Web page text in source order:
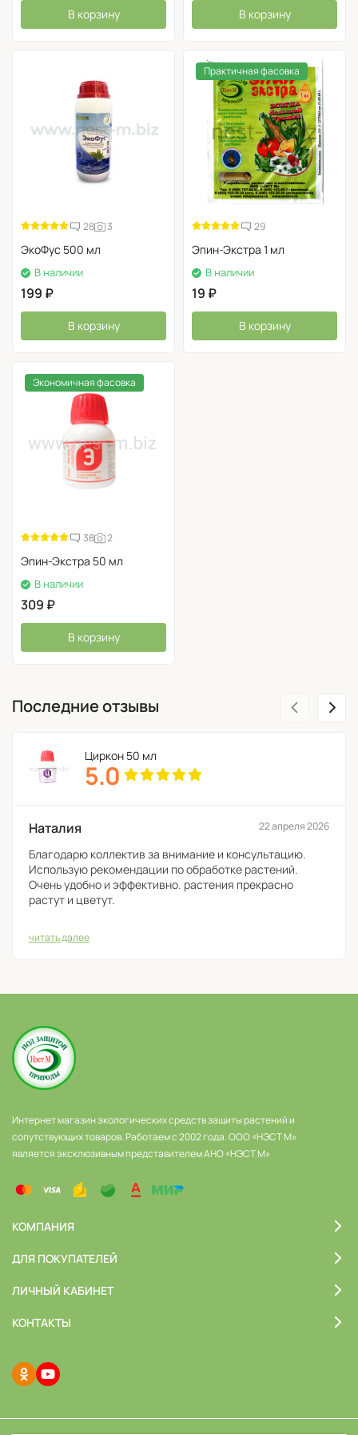
Приготовление баковой смеси Цитовита и Циркона
Домоцвета
В корзину В корзину
28 3
ЭкоФус 500 мл
В наличии
199 ₽
В корзину
Практичная фасовка
29
Эпин-Экстра 1 мл
В наличии
19 ₽
В корзину
Экономичная фасовка
38 2
Эпин-Экстра 50 мл
В наличии
309 ₽
В корзину
Последние отзывы
Циркон 50 мл
5.0
Наталия 22 апреля 2026
Благодарю коллектив за внимание и консультацию.
Использую рекомендации по обработке растений.
Очень удобно и эффективно. растения прекрасно
растут и цветут.
читать далее
‹ ›
Интернет магазин экологических средств защиты растений и
сопутствующих товаров. Работаем с 2002 года. ООО «НЭСТ М»
является эксклюзивным представителем АНО «НЭСТ М»
КОМПАНИЯ
ДЛЯ ПОКУПАТЕЛЕЙ
ЛИЧНЫЙ КАБИНЕТ
КОНТАКТЫ